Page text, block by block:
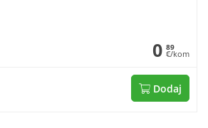
0 89
€/kom
Dodaj